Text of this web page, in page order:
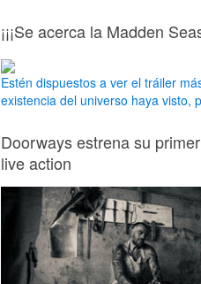
¡¡¡Se acerca la Madden
Estén dispuestos a ver el tráiler
existencia del universo haya visto,
Doorways estrena su
live action